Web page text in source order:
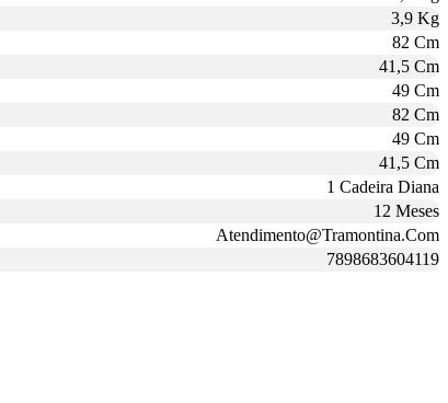
3,9 Kg
82 Cm
41,5 Cm
49 Cm
82 Cm
49 Cm
41,5 Cm
1 Cadeira Diana
12 Meses
Atendimento@Tramontina.Com
7898683604119